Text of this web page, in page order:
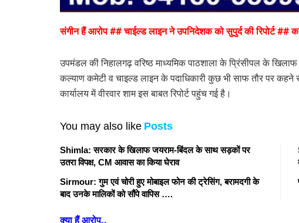
संगीन हैं आरोप ## चाईल्ड लाइन ने उपनिदेशक को सुपुर्द की रिपोर्ट ##
उपमंडल की निहालगढ़ वरिष्ठ माध्यमिक पाठशाला के प्रिंसीपल के
कल्याण कमेटी व चाइल्ड लाइन के पदाधिकारी कुछ भी साफ तौर पर
कार्यालय में वीरवार शाम इस बाबत रिपोर्ट पहुंच गई है।
You may also like Posts
Shimla: सरकार के खिलाफ जयराम-बिंदल के साथ सड़कों पर
उतरा विपक्ष, CM आवास का किया घेराव
Sirmour: गुम एवं चोरी हुए मोबाइल फोन की ट्रेसिंग, बरामदगी के
बाद उनके मालिकों को सौंपे वापिस ….
क्या हैं आरोप..